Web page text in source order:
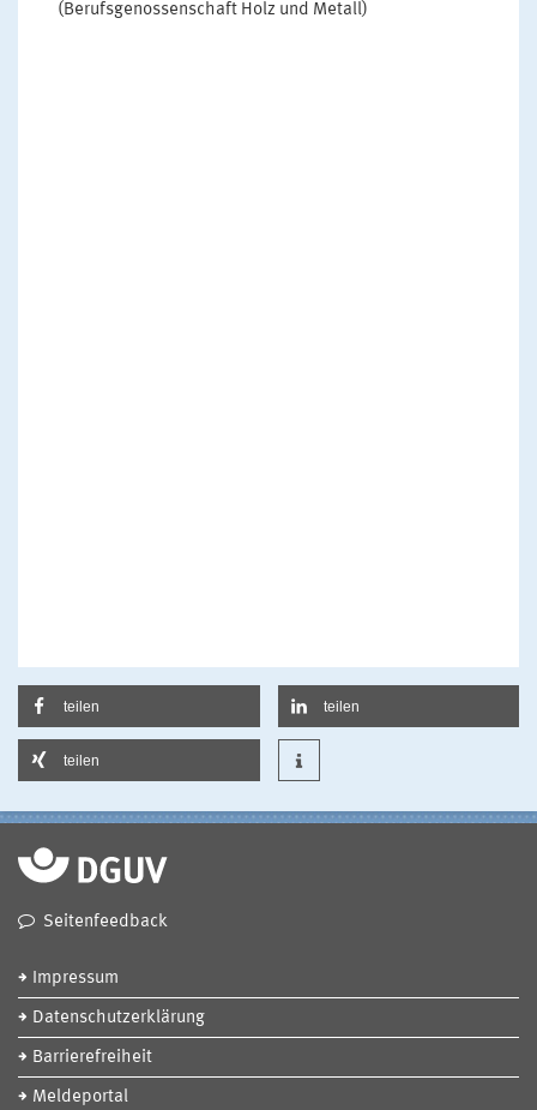
(Berufsgenossenschaft Holz und Metall)
teilen teilen
teilen
Seitenfeedback
Impressum
Datenschutzerklärung
Barrierefreiheit
Meldeportal